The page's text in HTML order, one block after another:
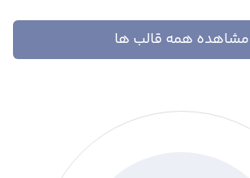
مشاهده همه قالب ها